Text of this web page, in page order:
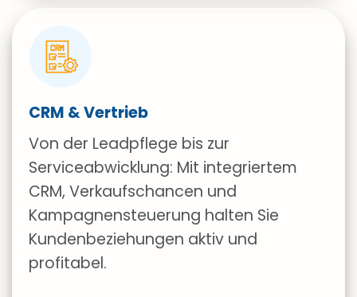
CRM & Vertrieb
Von der Leadpflege bis zur
Serviceabwicklung: Mit integriertem
CRM, Verkaufschancen und
Kampagnensteuerung halten Sie
Kundenbeziehungen aktiv und
profitabel.